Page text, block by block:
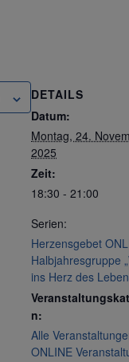
DETAILS
Datum:
Montag, 24.
2025
Zeit:
18:30 - 21:00
Serien:
Herzensgebet
Halbjahresgruppe
ins Herz des
n:
Alle
ONLINE